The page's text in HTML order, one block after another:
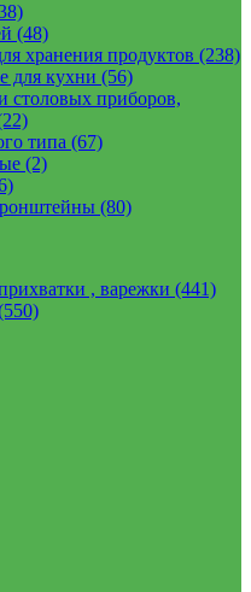
(48)
хранения продуктов (238)
для кухни (56)
столовых приборов,
типа (67)
(2)
(80)
, варежки (441)